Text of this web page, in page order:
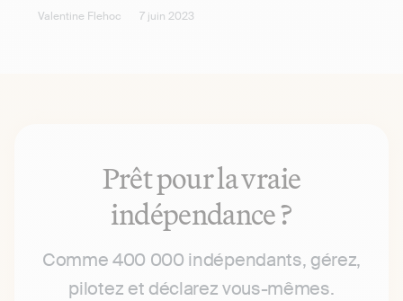
Valentine Flehoc 7 juin 2023
Prêt pour la vraie
indépendance ?
Comme 400 000 indépendants, gérez,
pilotez et déclarez vous-mêmes.